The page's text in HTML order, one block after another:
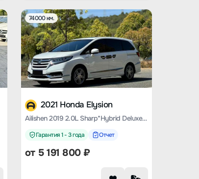
74000 км.
2021 Honda Elysion
Ailishen 2019 2.0L Sharp*Hybrid Deluxe Edition
Гарантия 1 - 3 года Отчет
от 5 191 800₽